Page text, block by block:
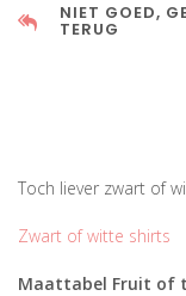
NIET GOED,
TERUG
Toch liever zwart of
Zwart of witte shirts
Maattabel Fruit of